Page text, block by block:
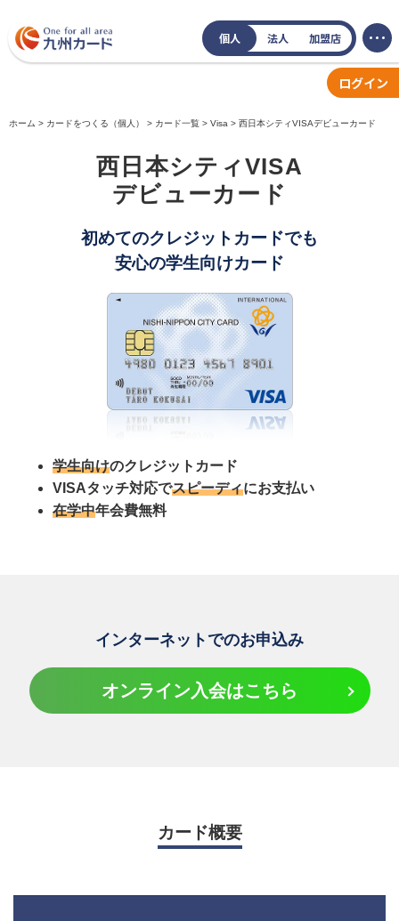
個人 法人 加盟店
ログイン
ホーム カードをつくる（個人） カード一覧 Visa 西日本シティVISAデビューカード
西日本シティVISA
デビューカード
初めてのクレジットカードでも
安心の学生向けカード
学生向けのクレジットカード
VISAタッチ対応でスピーディにお支払い
在学中年会費無料
インターネットでのお申込み
オンライン入会はこちら
カード概要